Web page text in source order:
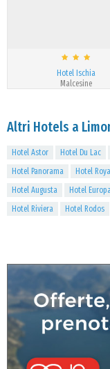
Hotel Ischia
Malcesine
Altri Hotels a
Hotel Astor Hotel Du Lac
Hotel Panorama
Hotel
Hotel Augusta
Hotel
Hotel Riviera
Hotel Rodos